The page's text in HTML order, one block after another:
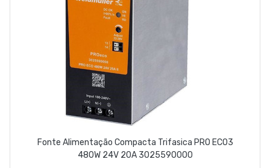
Fonte Alimentação Compacta Trifasica PRO ECO3
480W 24V 20A 3025590000